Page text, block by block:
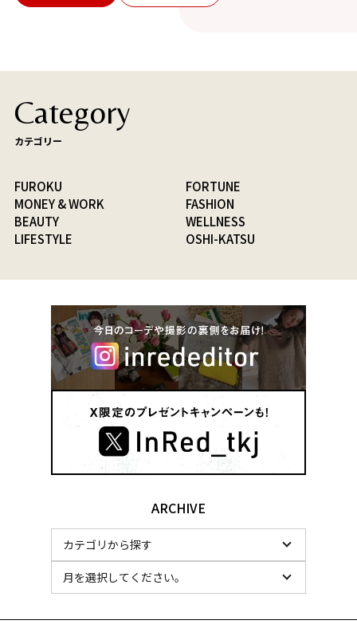
Category
カテゴリー
FUROKU
FORTUNE
MONEY & WORK
FASHION
BEAUTY
WELLNESS
LIFESTYLE
OSHI-KATSU
ARCHIVE